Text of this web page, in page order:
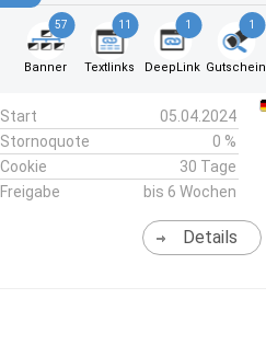
57
Banner
11
Textlinks
1
DeepLink
1
Gutschein
Start
05.04.2024
Stornoquote
0 %
Cookie
30 Tage
Freigabe
bis 6 Wochen
Details